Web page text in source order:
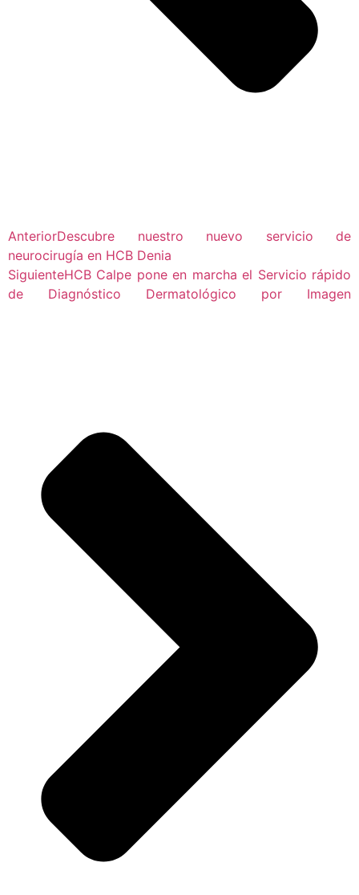
AnteriorDescubre nuestro nuevo servicio de
neurocirugía en HCB Denia
SiguienteHCB Calpe pone en marcha el Servicio rápido
de Diagnóstico Dermatológico por Imagen